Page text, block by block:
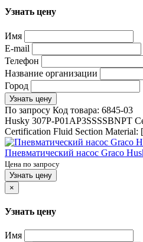
Узнать цену
Имя
E-mail
Телефон
Название организации
Город
Узнать цену
По запросу Код товара: 6845-03
Husky 307P-P01AP3SSSSBNPT
Certification Fluid Section Material:
Пневматический насос Graco
Цена по запросу
Узнать цену
×
Узнать цену
Имя